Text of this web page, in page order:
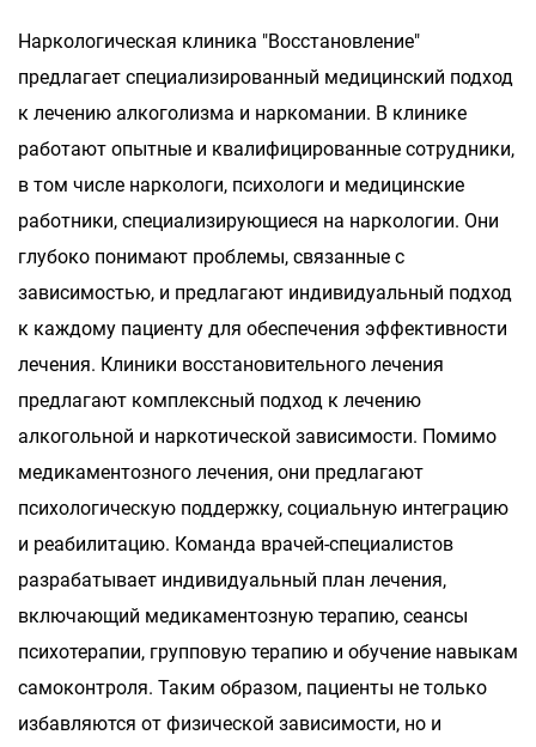
Наркологическая клиника "Восстановление"
предлагает специализированный медицинский подход
к лечению алкоголизма и наркомании. В клинике
работают опытные и квалифицированные сотрудники,
в том числе наркологи, психологи и медицинские
работники, специализирующиеся на наркологии. Они
глубоко понимают проблемы, связанные с
зависимостью, и предлагают индивидуальный подход
к каждому пациенту для обеспечения эффективности
лечения. Клиники восстановительного лечения
предлагают комплексный подход к лечению
алкогольной и наркотической зависимости. Помимо
медикаментозного лечения, они предлагают
психологическую поддержку, социальную интеграцию
и реабилитацию. Команда врачей-специалистов
разрабатывает индивидуальный план лечения,
включающий медикаментозную терапию, сеансы
психотерапии, групповую терапию и обучение навыкам
самоконтроля. Таким образом, пациенты не только
избавляются от физической зависимости, но и